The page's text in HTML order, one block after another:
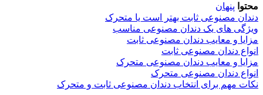
محتوا پنهان
دندان مصنوعی ثابت بهتر است یا متحرک
ویژگی های یک دندان مصنوعی مناسب
مزایا و معایب دندان مصنوعی ثابت
انواع دندان مصنوعی ثابت
مزایا و معایب دندان مصنوعی متحرک
انواع دندان مصنوعی متحرک
نکات مهم برای انتخاب دندان مصنوعی ثابت و متحرک